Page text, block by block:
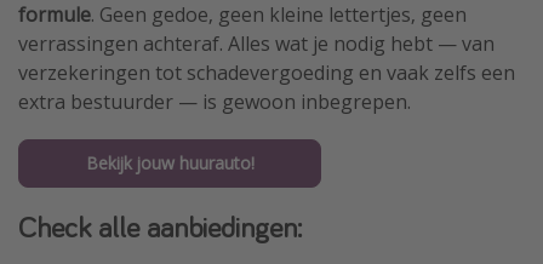
formule. Geen gedoe, geen kleine lettertjes, geen
verrassingen achteraf. Alles wat je nodig hebt — van
verzekeringen tot schadevergoeding en vaak zelfs een
extra bestuurder — is gewoon inbegrepen.
Bekijk jouw huurauto!
Check alle aanbiedingen: